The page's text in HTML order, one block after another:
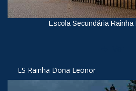
Escola Secundária Rainha
ES Rainha Dona Leonor